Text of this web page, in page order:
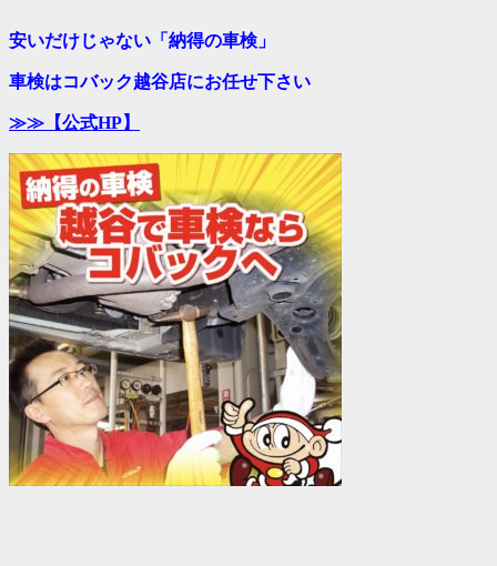
安いだけじゃない「納得の車検」
車検はコバック越谷店にお任せ下さい
≫≫ 【公式HP】